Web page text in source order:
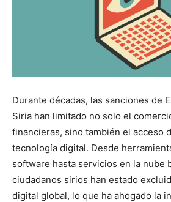
Durante décadas, las sanciones de
Siria han limitado no solo el
financieras, sino también el acceso
tecnología digital. Desde
software hasta servicios en la nube
ciudadanos sirios han estado
digital global, lo que ha ahogado la